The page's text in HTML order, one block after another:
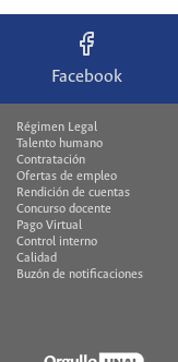
Facebook
Régimen Legal
Talento humano
Contratación
Ofertas de empleo
Rendición de cuentas
Concurso docente
Pago Virtual
Control interno
Calidad
Buzón de notificaciones